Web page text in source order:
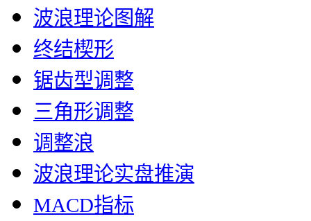
波浪理论图解
终结楔形
锯齿型调整
三角形调整
调整浪
波浪理论实盘推演
MACD指标